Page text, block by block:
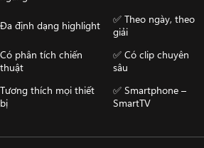
Đa định dạng highlight
✅ Theo ngày, theo
giải
Có phân tích chiến
thuật
✅ Có clip chuyên
sâu
Tương thích mọi thiết
bị
✅ Smartphone –
SmartTV